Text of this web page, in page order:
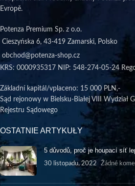
Evropě.
Potenza Premium Sp. z o.o.
Cieszyńska 6, 43-419 Zamarski, Polsko
obchod@potenza-shop.cz
KRS: 0000935317 NIP: 548-274-05-24
Základní kapitál/vplaceno: 15 000 PLN,-
Sąd rejonowy w Bielsku-Białej VIII Wydział
Rejestru Sądowego
OSTATNIE ARTYKUŁY
5 důvodů, proč je houpací síť
30 listopadu, 2022 Žádné